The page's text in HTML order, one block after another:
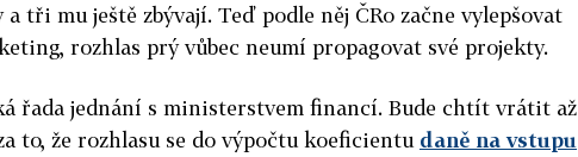
a tři mu ještě zbývají. Teď podle něj ČRo začne vylepšovat
rozhlas prý vůbec neumí propagovat své projekty.
řada jednání s ministerstvem financí. Bude chtít vrátit až
to, že rozhlasu se do výpočtu koeficientu daně na vstupu